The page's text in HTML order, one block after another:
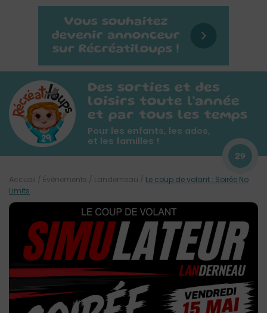
Des sorties et des
loisirs toute l'année
et par tous les temps
Pour les enfants, les ados,
et les familles !
29
Accueil / Évènements / Landerneau / Le coup de volant : Soirée No
Limits